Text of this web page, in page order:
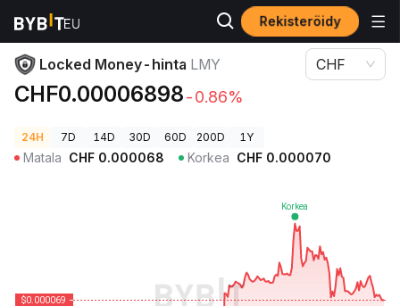
Rekisteröidy
Kryptohinnat Locked Money-hinta LMY
Locked Money-hinta LMY
CHF0.00006898-0.86%
CHF
24H 7D 14D 30D 60D 200D 1Y
Matala CHF 0.000068 Korkea CHF 0.000070